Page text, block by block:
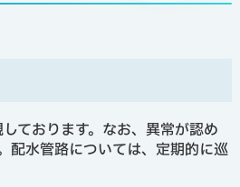
ております。なお、異常が認め
配水管路については、定期的に巡